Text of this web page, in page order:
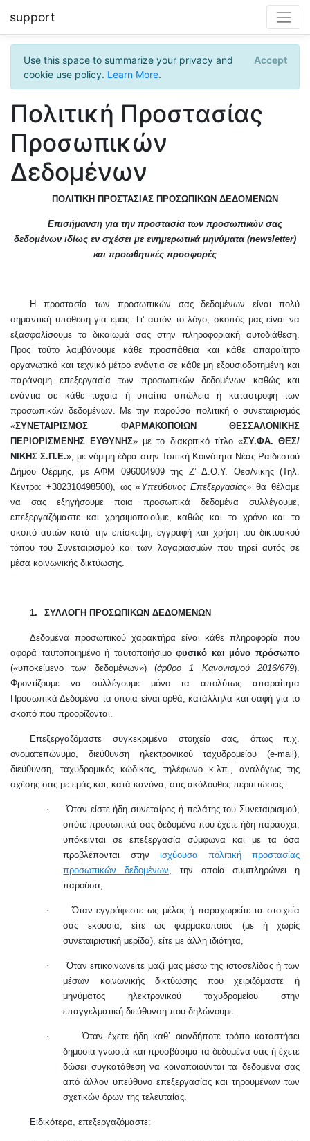
support
Use this space to summarize your privacy and
cookie use policy. Learn More.
Accept
Πολιτική Προστασίας
Προσωπικών
Δεδομένων
ΠΟΛΙΤΙΚΗ ΠΡΟΣΤΑΣΙΑΣ ΠΡΟΣΩΠΙΚΩΝ ΔΕΔΟΜΕΝΩΝ
Επισήμανση για την προστασία των προσωπικών σας
δεδομένων ιδίως εν σχέσει με ενημερωτικά μηνύματα (newsletter)
και προωθητικές προσφορές
Η προστασία των προσωπικών σας δεδομένων είναι πολύ
σημαντική υπόθεση για εμάς. Γι’ αυτόν το λόγο, σκοπός μας είναι να
εξασφαλίσουμε το δικαίωμά σας στην πληροφοριακή αυτοδιάθεση.
Προς τούτο λαμβάνουμε κάθε προσπάθεια και κάθε απαραίτητο
οργανωτικό και τεχνικό μέτρο ενάντια σε κάθε μη εξουσιοδοτημένη και
παράνομη επεξεργασία των προσωπικών δεδομένων καθώς και
ενάντια σε κάθε τυχαία ή υπαίτια απώλεια ή καταστροφή των
προσωπικών δεδομένων. Με την παρούσα πολιτική ο συνεταιρισμός
«ΣΥΝΕΤΑΙΡΙΣΜΟΣ ΦΑΡΜΑΚΟΠΟΙΩΝ ΘΕΣΣΑΛΟΝΙΚΗΣ
ΠΕΡΙΟΡΙΣΜΕΝΗΣ ΕΥΘΥΝΗΣ» με το διακριτικό τίτλο «ΣΥ.ΦΑ. ΘΕΣ/
ΝΙΚΗΣ Σ.Π.Ε.», με νόμιμη έδρα στην Τοπική Κοινότητα Νέας Ραιδεστού
Δήμου Θέρμης, με ΑΦΜ 096004909 της Ζ’ Δ.Ο.Υ. Θεσ/νίκης (Τηλ.
Κέντρο: +302310498500), ως «Υπεύθυνος Επεξεργασίας» θα θέλαμε
να σας εξηγήσουμε ποια προσωπικά δεδομένα συλλέγουμε,
επεξεργαζόμαστε και χρησιμοποιούμε, καθώς και το χρόνο και το
σκοπό αυτών κατά την επίσκεψη, εγγραφή και χρήση του δικτυακού
τόπου του Συνεταιρισμού και των λογαριασμών που τηρεί αυτός σε
μέσα κοινωνικής δικτύωσης.
1. ΣΥΛΛΟΓΗ ΠΡΟΣΩΠΙΚΩΝ ΔΕΔΟΜΕΝΩΝ
Δεδομένα προσωπικού χαρακτήρα είναι κάθε πληροφορία που
αφορά ταυτοποιημένο ή ταυτοποιήσιμοφυσικό και μόνο πρόσωπο
(«υποκείμενο των δεδομένων») (άρθρο 1 Κανονισμού 2016/679).
Φροντίζουμε να συλλέγουμε μόνο τα απολύτως απαραίτητα
Προσωπικά Δεδομένα τα οποία είναι ορθά, κατάλληλα και σαφή για το
σκοπό που προορίζονται.
Επεξεργαζόμαστε συγκεκριμένα στοιχεία σας, όπως π.χ.
ονοματεπώνυμο, διεύθυνση ηλεκτρονικού ταχυδρομείου (e-mail ),
διεύθυνση, ταχυδρομικός κώδικας, τηλέφωνο κ.λπ., αναλόγως της
σχέσης σας με εμάς και, κατά κανόνα, στις ακόλουθες περιπτώσεις:
·
Όταν είστε ήδη συνεταίρος ή πελάτης του Συνεταιρισμού,
οπότε προσωπικά σας δεδομένα που έχετε ήδη παράσχει,
υπόκεινται σε επεξεργασία σύμφωνα και με τα όσα
προβλέπονται στην ισχύουσα πολιτική προστασίας
προσωπικών δεδομένων, την οποία συμπληρώνει η
παρούσα,
·
Όταν εγγράφεστε ως μέλος ή παραχωρείτε τα στοιχεία
σας εκούσια, είτε ως φαρμακοποιός (με ή χωρίς
συνεταιριστική μερίδα), είτε με άλλη ιδιότητα,
·
Όταν επικοινωνείτε μαζί μας μέσω της ιστοσελίδας ή των
μέσων κοινωνικής δικτύωσης που χειριζόμαστε ή
μηνύματος ηλεκτρονικού ταχυδρομείου στην
επαγγελματική διεύθυνση που δηλώνουμε.
·
Όταν έχετε ήδη καθ’ οιονδήποτε τρόπο καταστήσει
δημόσια γνωστά και προσβάσιμα τα δεδομένα σας ή έχετε
δώσει συγκατάθεση να κοινοποιούνται τα δεδομένα σας
από άλλον υπεύθυνο επεξεργασίας και τηρουμένων των
σχετικών όρων της τελευταίας.
Ειδικότερα, επεξεργαζόμαστε: